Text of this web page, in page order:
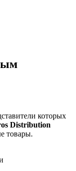
которых
Distribution
товары.